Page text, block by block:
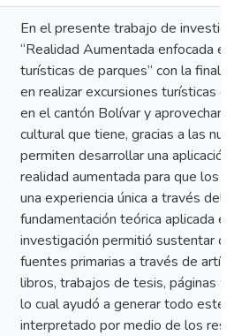
En el presente trabajo de
“Realidad Aumentada enfocada
turísticas de parques” con la
en realizar excursiones turísticas
en el cantón Bolívar y aprovechar
cultural que tiene, gracias a las
permiten desarrollar una
realidad aumentada para que los
una experiencia única a través del
fundamentación teórica aplicada
investigación permitió sustentar
fuentes primarias a través de
libros, trabajos de tesis, páginas
lo cual ayudó a generar todo este
interpretado por medio de los